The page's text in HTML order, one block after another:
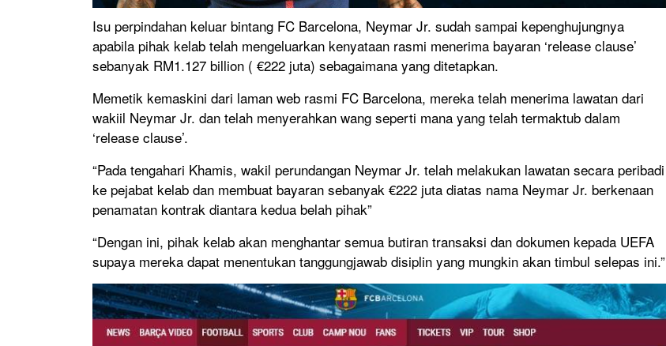
Isu perpindahan keluar bintang FC Barcelona, Neymar Jr. sudah sampai kepenghujungnya
apabila pihak kelab telah mengeluarkan kenyataan rasmi menerima bayaran ‘release clause’
sebanyak RM1.127 billion ( €222 juta) sebagaimana yang ditetapkan.
Memetik kemaskini dari laman web rasmi FC Barcelona, mereka telah menerima lawatan dari
wakiil Neymar Jr. dan telah menyerahkan wang seperti mana yang telah termaktub dalam
‘release clause’.
“Pada tengahari Khamis, wakil perundangan Neymar Jr. telah melakukan lawatan secara peribadi
ke pejabat kelab dan membuat bayaran sebanyak €222 juta diatas nama Neymar Jr. berkenaan
penamatan kontrak diantara kedua belah pihak”
“Dengan ini, pihak kelab akan menghantar semua butiran transaksi dan dokumen kepada UEFA
supaya mereka dapat menentukan tanggungjawab disiplin yang mungkin akan timbul selepas ini.”